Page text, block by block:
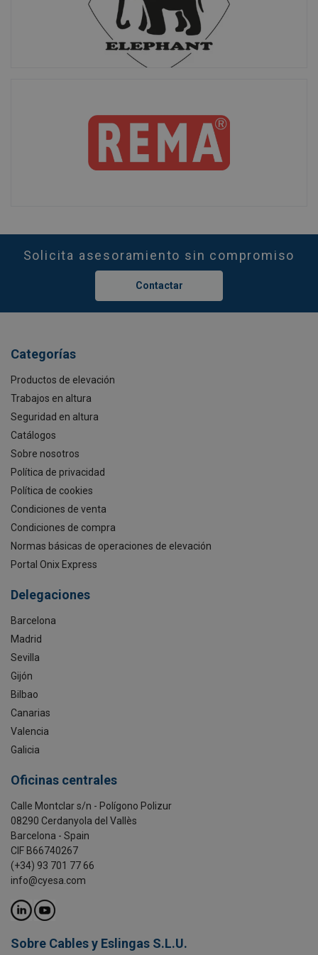
Solicita asesoramiento sin compromiso
Contactar
Categorías
Productos de elevación
Trabajos en altura
Seguridad en altura
Catálogos
Sobre nosotros
Política de privacidad
Política de cookies
Condiciones de venta
Condiciones de compra
Normas básicas de operaciones de elevación
Portal Onix Express
Delegaciones
Barcelona
Madrid
Sevilla
Gijón
Bilbao
Canarias
Valencia
Galicia
Oficinas centrales
Calle Montclar s/n - Polígono Polizur
08290 Cerdanyola del Vallès
Barcelona - Spain
CIF B66740267
(+34) 93 701 77 66
info@cyesa.com
Sobre Cables y Eslingas S.L.U.